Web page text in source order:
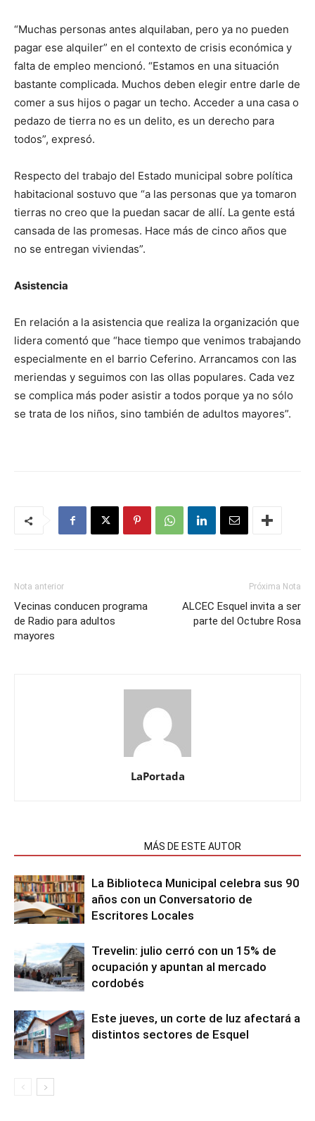
“Muchas personas antes alquilaban, pero ya no pueden
pagar ese alquiler” en el contexto de crisis económica y
falta de empleo mencionó. “Estamos en una situación
bastante complicada. Muchos deben elegir entre darle de
comer a sus hijos o pagar un techo. Acceder a una casa o
pedazo de tierra no es un delito, es un derecho para
todos”, expresó.
Respecto del trabajo del Estado municipal sobre política
habitacional sostuvo que “a las personas que ya tomaron
tierras no creo que la puedan sacar de allí. La gente está
cansada de las promesas. Hace más de cinco años que
no se entregan viviendas”.
Asistencia
En relación a la asistencia que realiza la organización que
lidera comentó que “hace tiempo que venimos trabajando
especialmente en el barrio Ceferino. Arrancamos con las
meriendas y seguimos con las ollas populares. Cada vez
se complica más poder asistir a todos porque ya no sólo
se trata de los niños, sino también de adultos mayores”.
Nota anterior
Vecinas conducen programa
de Radio para adultos
mayores
Próxima Nota
ALCEC Esquel invita a ser
parte del Octubre Rosa
LaPortada
MÁS DE ESTE AUTOR
La Biblioteca Municipal celebra sus 90
años con un Conversatorio de
Escritores Locales
Trevelin: julio cerró con un 15% de
ocupación y apuntan al mercado
cordobés
Este jueves, un corte de luz afectará a
distintos sectores de Esquel